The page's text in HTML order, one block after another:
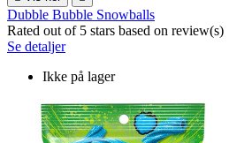
Dubble Bubble Snowballs
Rated out of 5 stars based on review(s)
Se detaljer
Ikke på lager